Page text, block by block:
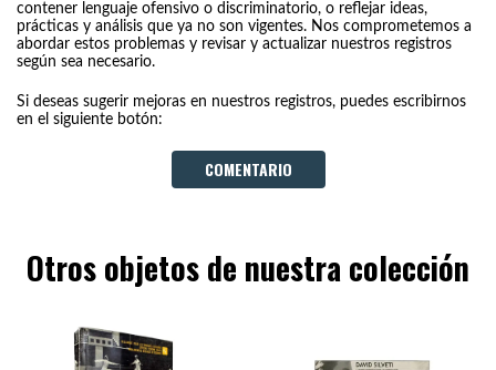
contener lenguaje ofensivo o discriminatorio, o reflejar ideas,
prácticas y análisis que ya no son vigentes. Nos comprometemos a
abordar estos problemas y revisar y actualizar nuestros registros
según sea necesario.
Si deseas sugerir mejoras en nuestros registros, puedes escribirnos
en el siguiente botón:
COMENTARIO
Otros objetos de nuestra colección